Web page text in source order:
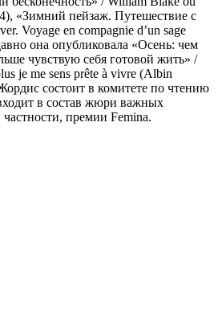
«Зимний пейзаж. Путешествие с
Voyage en compagnie d’un sage
она опубликовала «Осень: чем
чувствую себя готовой жить» /
je me sens prête à vivre (Albin
состоит в комитете по чтению
в состав жюри важных
премии Femina.